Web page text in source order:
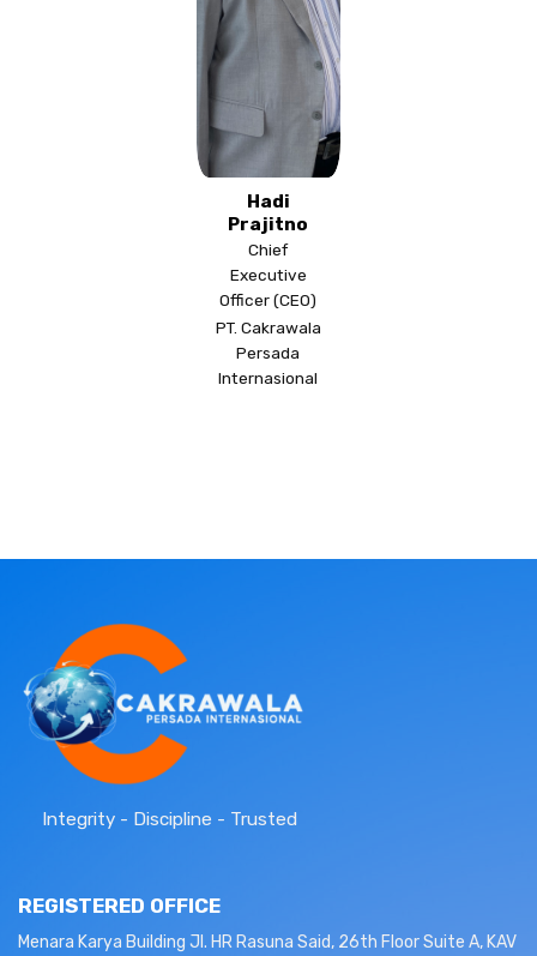
Hadi
Prajitno
Chief
Executive
Officer (CEO)
PT. Cakrawala
Persada
Internasional
Integrity - Discipline - Trusted
REGISTERED OFFICE
Menara Karya Building Jl. HR Rasuna Said, 26th Floor Suite A, KAV